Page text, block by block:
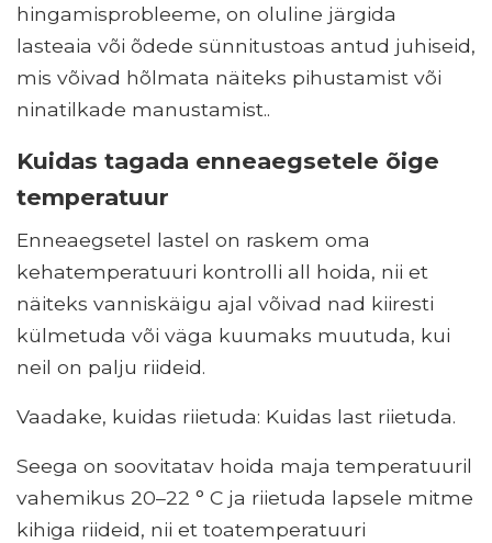
hingamisprobleeme, on oluline järgida
lasteaia või õdede sünnitustoas antud juhiseid,
mis võivad hõlmata näiteks pihustamist või
ninatilkade manustamist..
Kuidas tagada enneaegsetele õige
temperatuur
Enneaegsetel lastel on raskem oma
kehatemperatuuri kontrolli all hoida, nii et
näiteks vanniskäigu ajal võivad nad kiiresti
külmetuda või väga kuumaks muutuda, kui
neil on palju riideid.
Vaadake, kuidas riietuda: Kuidas last riietuda.
Seega on soovitatav hoida maja temperatuuril
vahemikus 20–22 ° C ja riietuda lapsele mitme
kihiga riideid, nii et toatemperatuuri